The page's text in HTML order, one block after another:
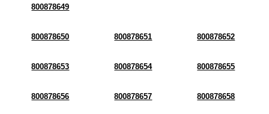
800878649
800878650 800878651 800878652
800878653 800878654 800878655
800878656 800878657 800878658